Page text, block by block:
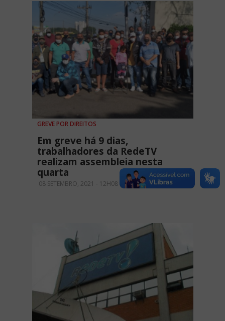
GREVE POR DIREITOS
Em greve há 9 dias,
trabalhadores da RedeTV
realizam assembleia nesta
quarta
08 SETEMBRO, 2021 - 12H08